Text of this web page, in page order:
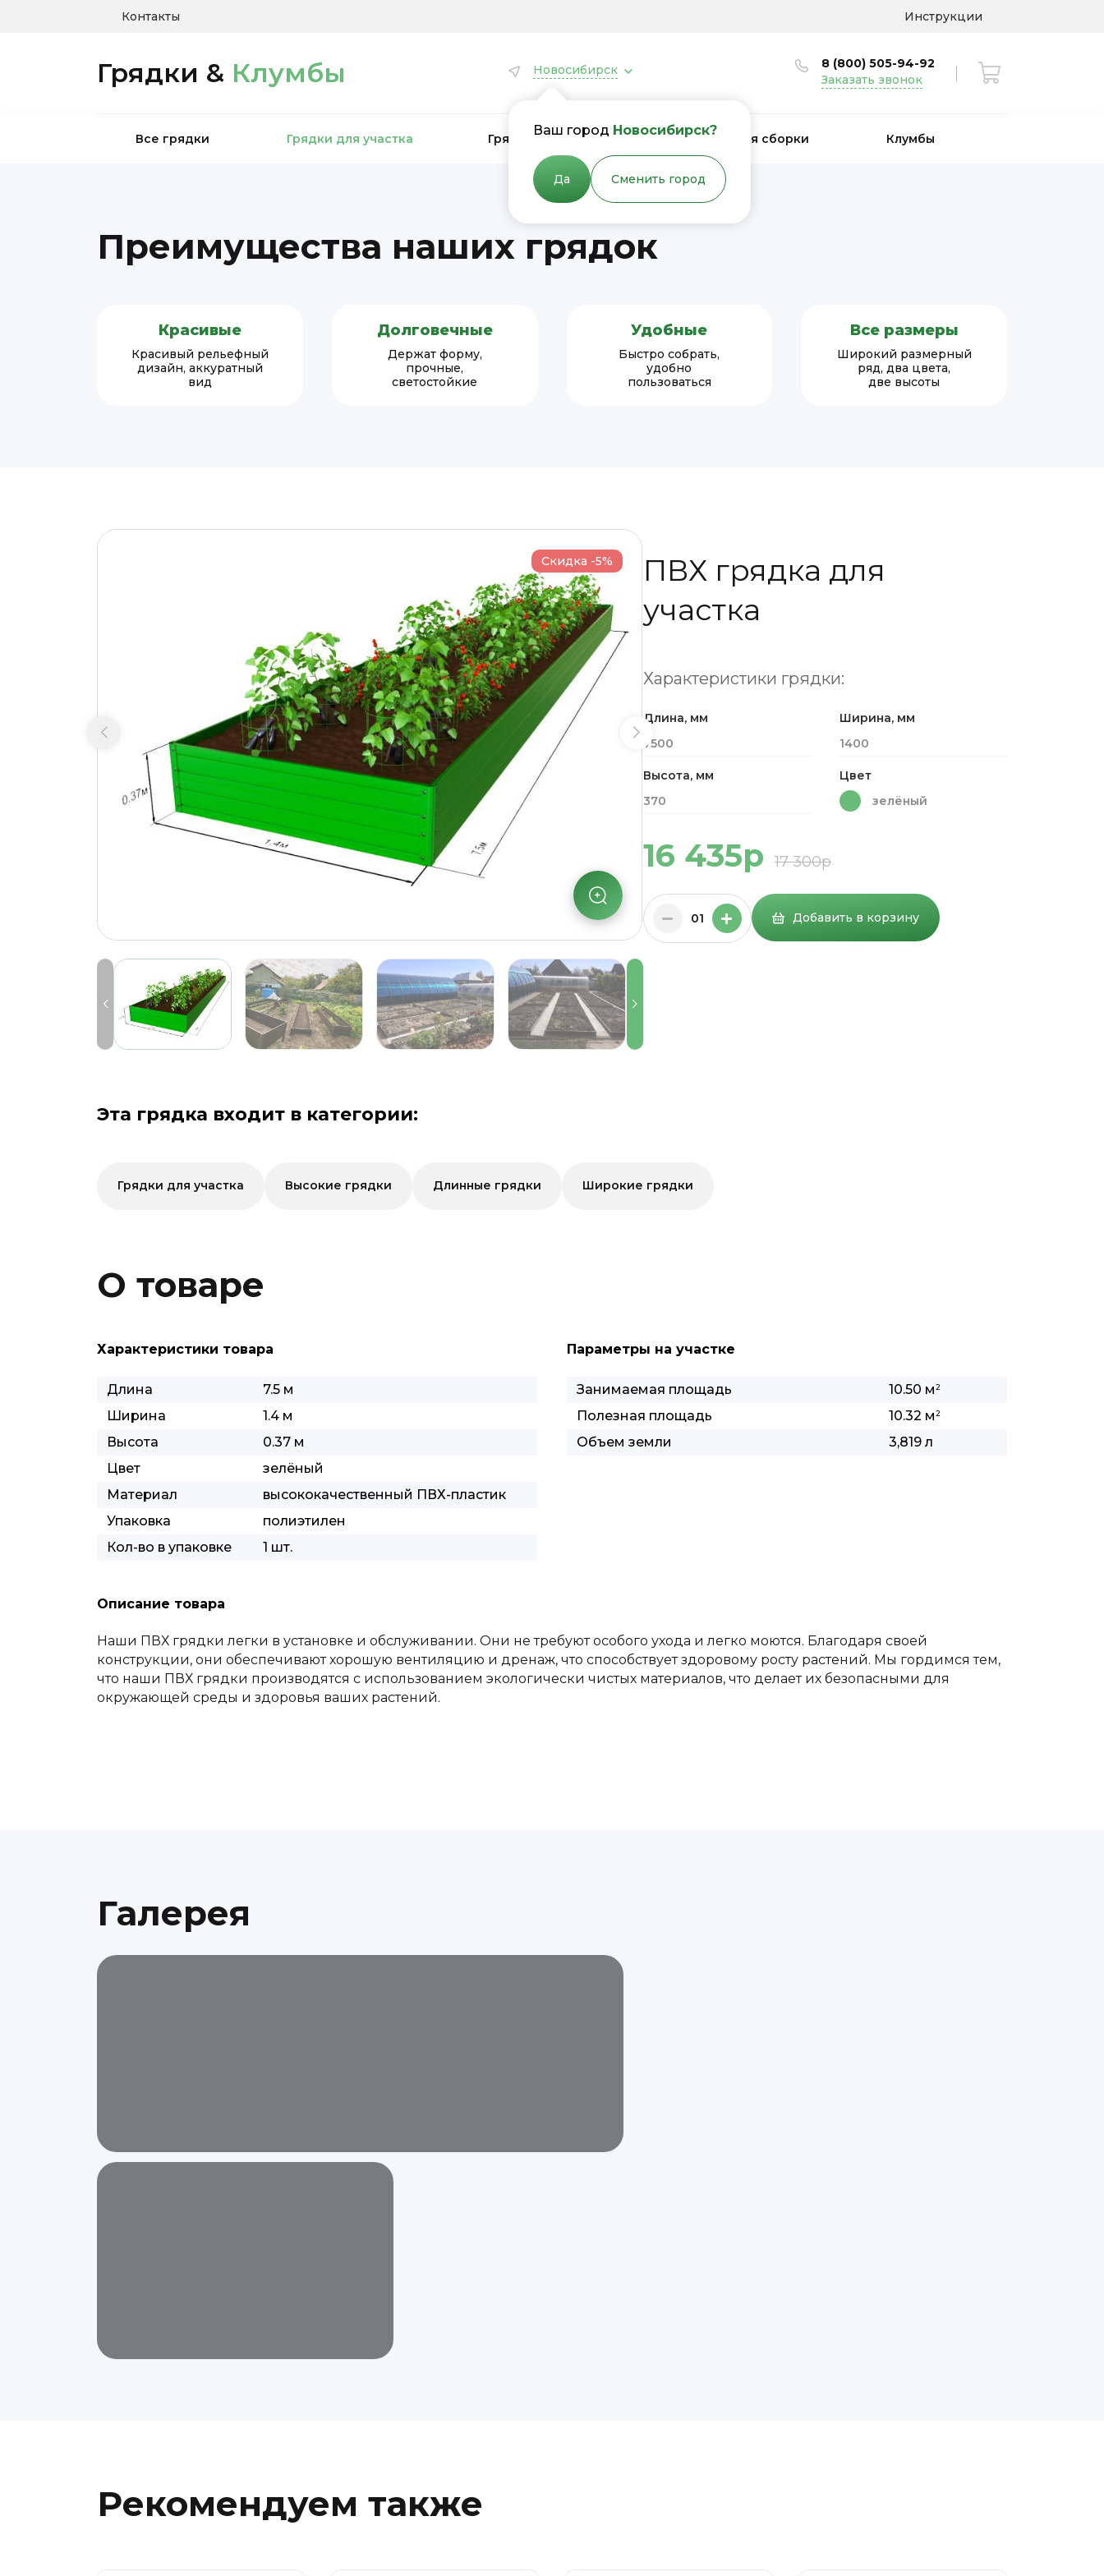
Контакты Инструкции
Грядки & Клумбы Новосибирск
Ваш город Новосибирск?
Да Сменить город
8 (800) 505-94-92
Заказать звонок
Все грядки Грядки для участка Грядки для теплиц Грядки для сборки Клумбы
Преимущества наших грядок
Красивые
Красивый рельефный
дизайн, аккуратный
вид
Долговечные
Держат форму,
прочные,
светостойкие
Удобные
Быстро собрать,
удобно
пользоваться
Все размеры
Широкий размерный
ряд, два цвета,
две высоты
Скидка -5%
ПВХ грядка для
участка
Характеристики грядки:
Длина, мм
7500
Ширина, мм
1400
Высота, мм
370
Цвет
зелёный
16 435р 17 300р
01 Добавить в корзину
Эта грядка входит в категории:
Грядки для участка Высокие грядки Длинные грядки Широкие грядки
О товаре
Характеристики товара
Длина
7.5 м
Ширина
1.4 м
Высота
0.37 м
Цвет
зелёный
Материал
высококачественный ПВХ-пластик
Упаковка
полиэтилен
Кол-во в упаковке
1 шт.
Параметры на участке
Занимаемая площадь 10.50 м2
Полезная площадь 10.32 м2
Объем земли 3,819 л
Описание товара
Наши ПВХ грядки легки в установке и обслуживании. Они не требуют особого ухода и легко моются. Благодаря своей
конструкции, они обеспечивают хорошую вентиляцию и дренаж, что способствует здоровому росту растений. Мы гордимся тем,
что наши ПВХ грядки производятся с использованием экологически чистых материалов, что делает их безопасными для
окружающей среды и здоровья ваших растений.
Галерея
Рекомендуем также